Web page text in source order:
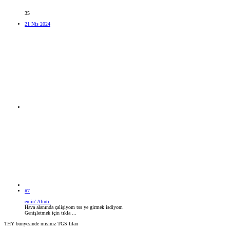
35
21 Nis 2024
#7
emin' Alıntı:
Hava alanında çalişiyom tss ye girmek isdiyom
Genişletmek için tıkla ...
THY bünyesinde misiniz TGS filan